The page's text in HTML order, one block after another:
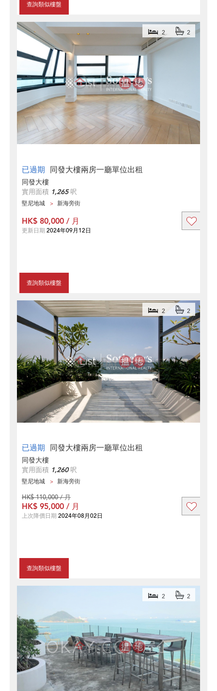
查詢類似樓盤
已過期 同發大樓兩房一廳單位出租
2 2
同發大樓
實用面積 1,265呎
堅尼地城 新海旁街
查詢類似樓盤
HK$ 80,000 / 月
更新日期 2024年09月12日
已過期 同發大樓兩房一廳單位出租
2 2
同發大樓
實用面積 1,260呎
堅尼地城 新海旁街
查詢類似樓盤
HK$ 110,000 / 月
HK$ 95,000 / 月
上次降價日期 2024年08月02日
2 2